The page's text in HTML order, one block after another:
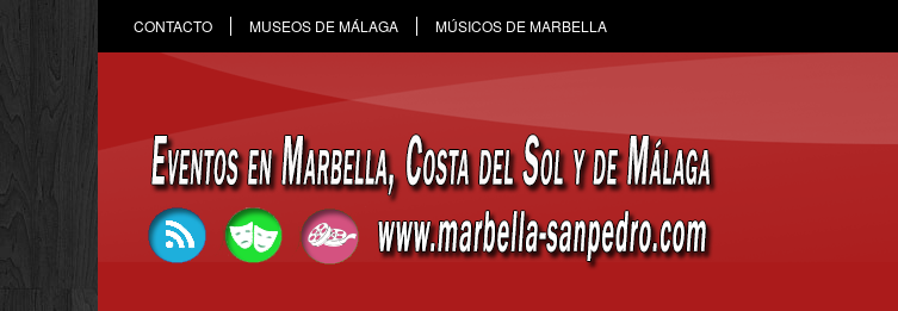
CONTACTO MUSEOS DE MÁLAGA MÚSICOS DE MARBELLA